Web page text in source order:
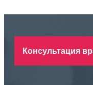
Консультация